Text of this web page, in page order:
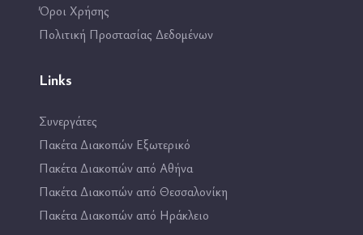
Όροι Χρήσης
Πολιτική Προστασίας Δεδομένων
Links
Συνεργάτες
Πακέτα Διακοπών Εξωτερικό
Πακέτα Διακοπών από Αθήνα
Πακέτα Διακοπών από Θεσσαλονίκη
Πακέτα Διακοπών από Ηράκλειο